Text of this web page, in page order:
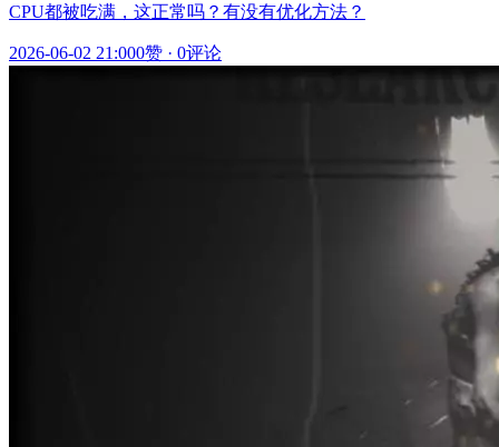
CPU都被吃满，这正常吗？有没有优化方法？
2026-06-02 21:000赞 · 0评论